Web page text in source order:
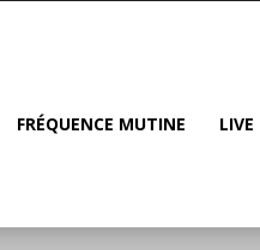
FRÉQUENCE MUTINE LIVE